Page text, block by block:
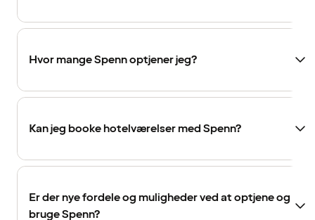
Hvor mange Spenn optjener jeg?
Kan jeg booke hotelværelser med Spenn?
Er der nye fordele og muligheder ved at optjene og
bruge Spenn?